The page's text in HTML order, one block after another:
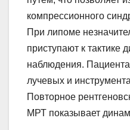
компрессионного
При липоме
приступают к тактике
наблюдения.
лучевых и
Повторное
МРТ показывает